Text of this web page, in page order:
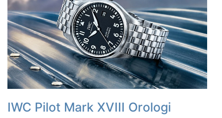
IWC Pilot Mark XVIII Orologi